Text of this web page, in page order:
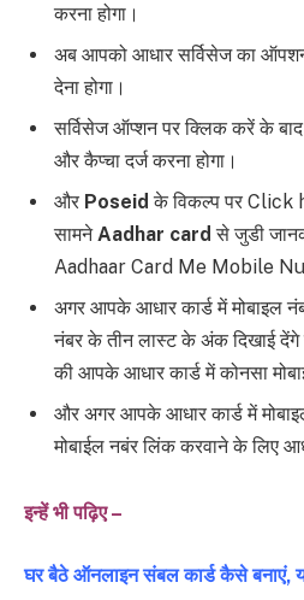
करना होगा।
अब आपको आधार सर्विसेज का
देना होगा।
सर्विसेज ऑप्शन पर क्लिक करें के
और कैप्चा दर्ज करना होगा।
और Poseid के विकल्प पर Click
सामने Aadhar card से जुडी
Aadhaar Card Me Mobile
अगर आपके आधार कार्ड में मोबाइल
नंबर के तीन लास्ट के अंक दिखाई
की आपके आधार कार्ड में कोनसा
और अगर आपके आधार कार्ड में
मोबाईल नबंर लिंक करवाने के लिए
इन्हें भी पढ़िए –
घर बैठे ऑनलाइन संबल कार्ड कैसे बनाएं,